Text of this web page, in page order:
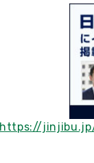
https://